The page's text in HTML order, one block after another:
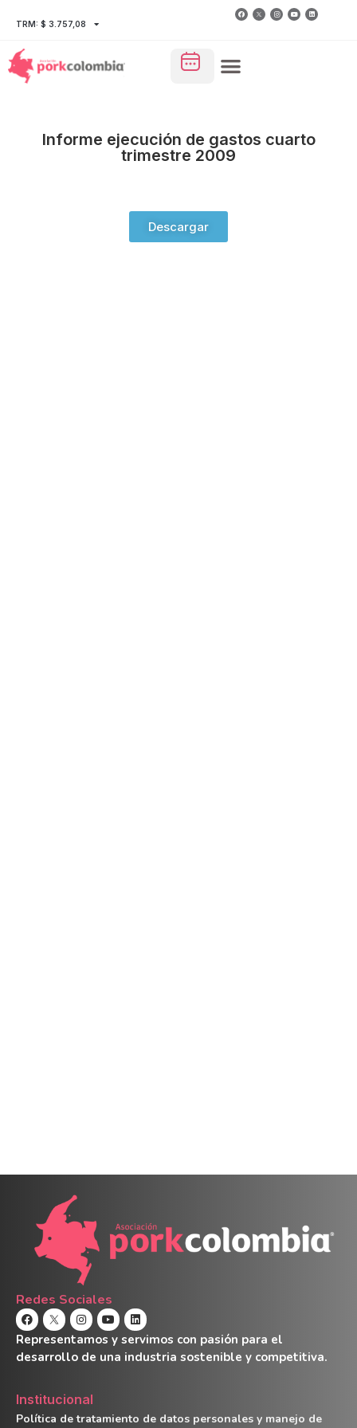
TRM: $ 3.757,08
Informe ejecución de gastos cuarto
trimestre 2009
Descargar
Redes Sociales
Representamos y servimos con pasión para el
desarrollo de una industria sostenible y competitiva.
Institucional
Política de tratamiento de datos personales y manejo de